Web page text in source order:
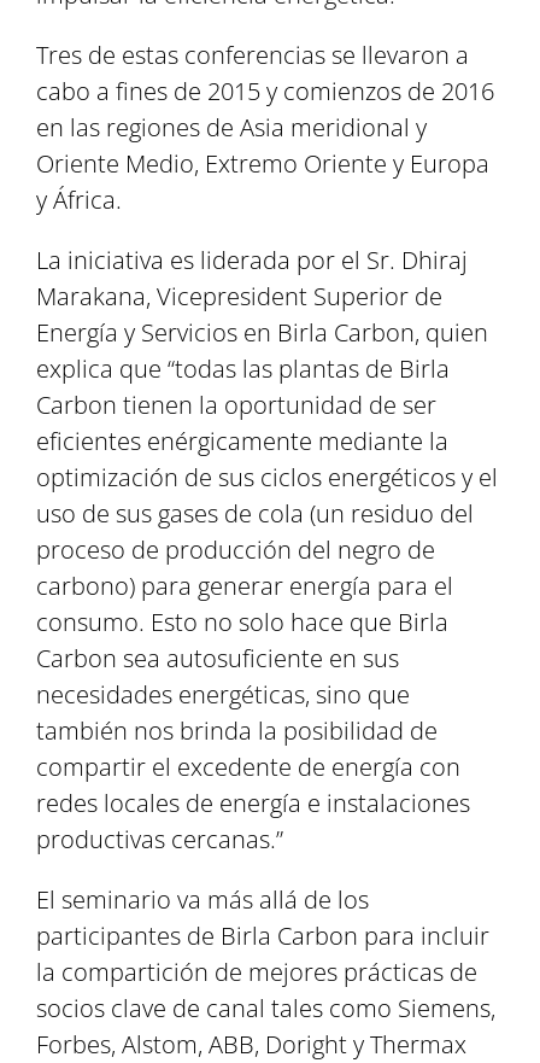
Tres de estas conferencias se llevaron a
cabo a fines de 2015 y comienzos de 2016
en las regiones de Asia meridional y
Oriente Medio, Extremo Oriente y Europa
y África.
La iniciativa es liderada por el Sr. Dhiraj
Marakana, Vicepresident Superior de
Energía y Servicios en Birla Carbon, quien
explica que “todas las plantas de Birla
Carbon tienen la oportunidad de ser
eficientes enérgicamente mediante la
optimización de sus ciclos energéticos y el
uso de sus gases de cola (un residuo del
proceso de producción del negro de
carbono) para generar energía para el
consumo. Esto no solo hace que Birla
Carbon sea autosuficiente en sus
necesidades energéticas, sino que
también nos brinda la posibilidad de
compartir el excedente de energía con
redes locales de energía e instalaciones
productivas cercanas.”
El seminario va más allá de los
participantes de Birla Carbon para incluir
la compartición de mejores prácticas de
socios clave de canal tales como Siemens,
Forbes, Alstom, ABB, Doright y Thermax